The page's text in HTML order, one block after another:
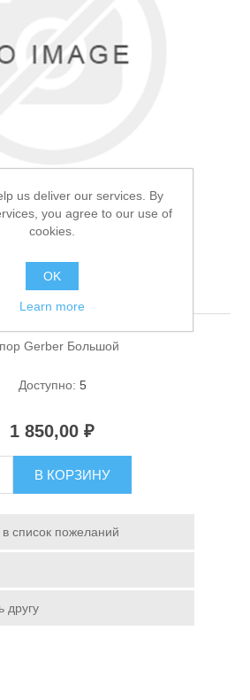
для лодок
средства
Большой
Gerber Большой
Доступно: 5
1 850,00 ₽
В КОРЗИНУ
в список пожеланий
другу
us deliver our services. By
you agree to our use of
cookies.
OK
Learn more